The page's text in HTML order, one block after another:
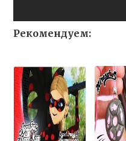
Рекомендуем: